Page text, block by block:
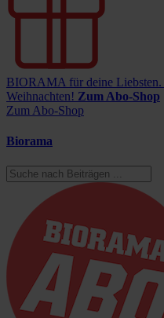
BIORAMA für deine Liebsten.
Weihnachten! Zum Abo-Shop
Zum Abo-Shop
Biorama